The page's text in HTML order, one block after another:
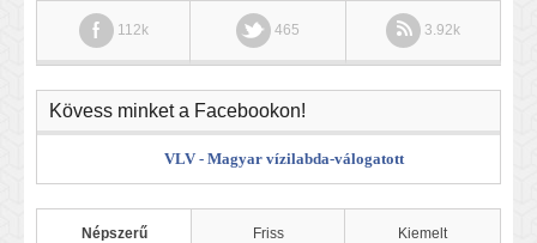
112k 465 3.92k
Kövess minket a Facebookon!
VLV - Magyar vízilabda-válogatott
Népszerű Friss Kiemelt